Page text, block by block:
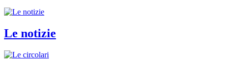
Le notizie